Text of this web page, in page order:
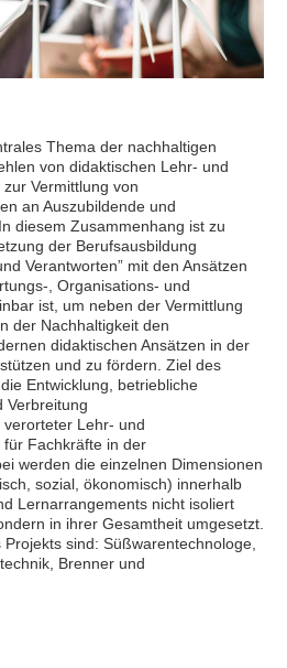
Thema der nachhaltigen
von didaktischen Lehr- und
Vermittlung von
an Auszubildende und
diesem Zusammenhang ist zu
der Berufsausbildung
Verantworten” mit den Ansätzen
, Organisations- und
ist, um neben der Vermittlung
der Nachhaltigkeit den
didaktischen Ansätzen in der
und zu fördern. Ziel des
Entwicklung, betriebliche
Verbreitung
Lehr- und
Fachkräfte in der
werden die einzelnen Dimensionen
sozial, ökonomisch) innerhalb
Lernarrangements nicht isoliert
in ihrer Gesamtheit umgesetzt.
sind: Süßwarentechnologe,
Brenner und